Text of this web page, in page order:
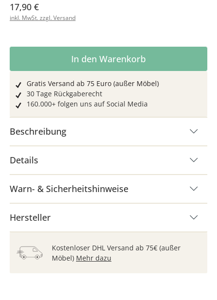
17,90 €
inkl. MwSt. zzgl. Versand
Produkt Anzahl: Gib den gewünschten
In den Warenkorb
Gratis Versand ab 75 Euro (außer Möbel)
30 Tage Rückgaberecht
160.000+ folgen uns auf Social Media
Beschreibung
Details
Warn- & Sicherheitshinweise
Hersteller
Kostenloser DHL Versand ab 75€ (außer
Möbel) Mehr dazu